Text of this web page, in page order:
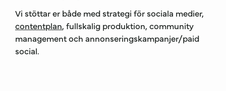
Vi stöttar er både med strategi för sociala medier,
contentplan, fullskalig produktion, community
management och annonseringskampanjer/paid
social.